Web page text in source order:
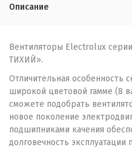
Описание
Вентиляторы Electrolux
ТИХИЙ».
Отличительная особенность
широкой цветовой гамме (8
сможете подобрать
новое поколение
подшипниками качения
долговечность эксплуатации